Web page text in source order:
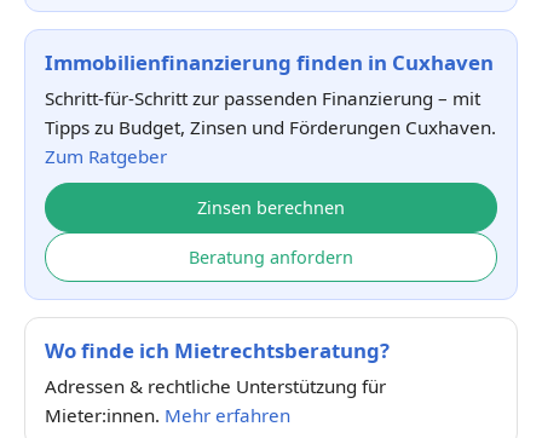
Immobilienfinanzierung finden in Cuxhaven
Schritt-für-Schritt zur passenden Finanzierung – mit
Tipps zu Budget, Zinsen und Förderungen Cuxhaven.
Zum Ratgeber
Zinsen berechnen
Beratung anfordern
Wo finde ich Mietrechtsberatung?
Adressen & rechtliche Unterstützung für
Mieter:innen. Mehr erfahren